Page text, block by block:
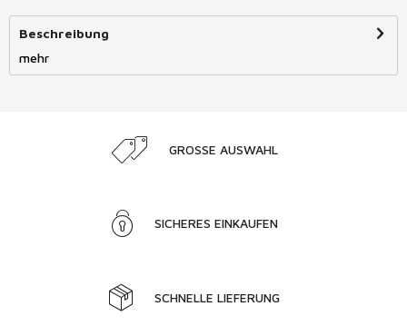
Beschreibung
mehr
GROSSE AUSWAHL
SICHERES EINKAUFEN
SCHNELLE LIEFERUNG